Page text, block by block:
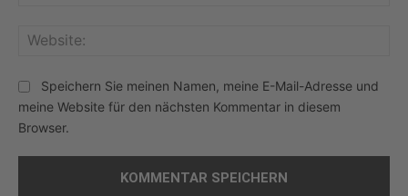
Speichern Sie meinen Namen, meine E-Mail-Adresse und
meine Website für den nächsten Kommentar in diesem
Browser.